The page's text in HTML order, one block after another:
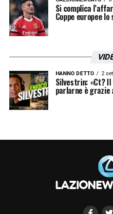
Si complica
Coppe europee
HANNO DETTO 2
Silvestrin: «Ct?
parlarne è grazie